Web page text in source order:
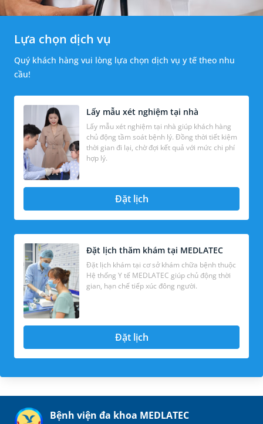
Lựa chọn dịch vụ
Quý khách hàng vui lòng lựa chọn dịch vụ y tế theo nhu
cầu!
Lấy mẫu xét nghiệm tại nhà
Lấy mẫu xét nghiệm tại nhà giúp khách hàng
chủ động tầm soát bệnh lý. Đồng thời tiết kiệm
thời gian đi lại, chờ đợi kết quả với mức chi phí
hợp lý.
Đặt lịch
Đặt lịch thăm khám tại MEDLATEC
Đặt lịch khám tại cơ sở khám chữa bệnh thuộc
Hệ thống Y tế MEDLATEC giúp chủ động thời
gian, hạn chế tiếp xúc đông người.
Đặt lịch
Bệnh viện đa khoa MEDLATEC